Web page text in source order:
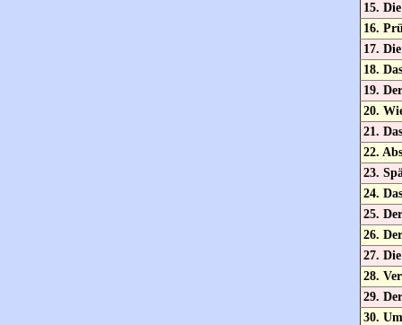
15.
16.
17.
18.
19.
20.
21.
22.
23.
24.
25.
26.
27.
28.
29.
30.